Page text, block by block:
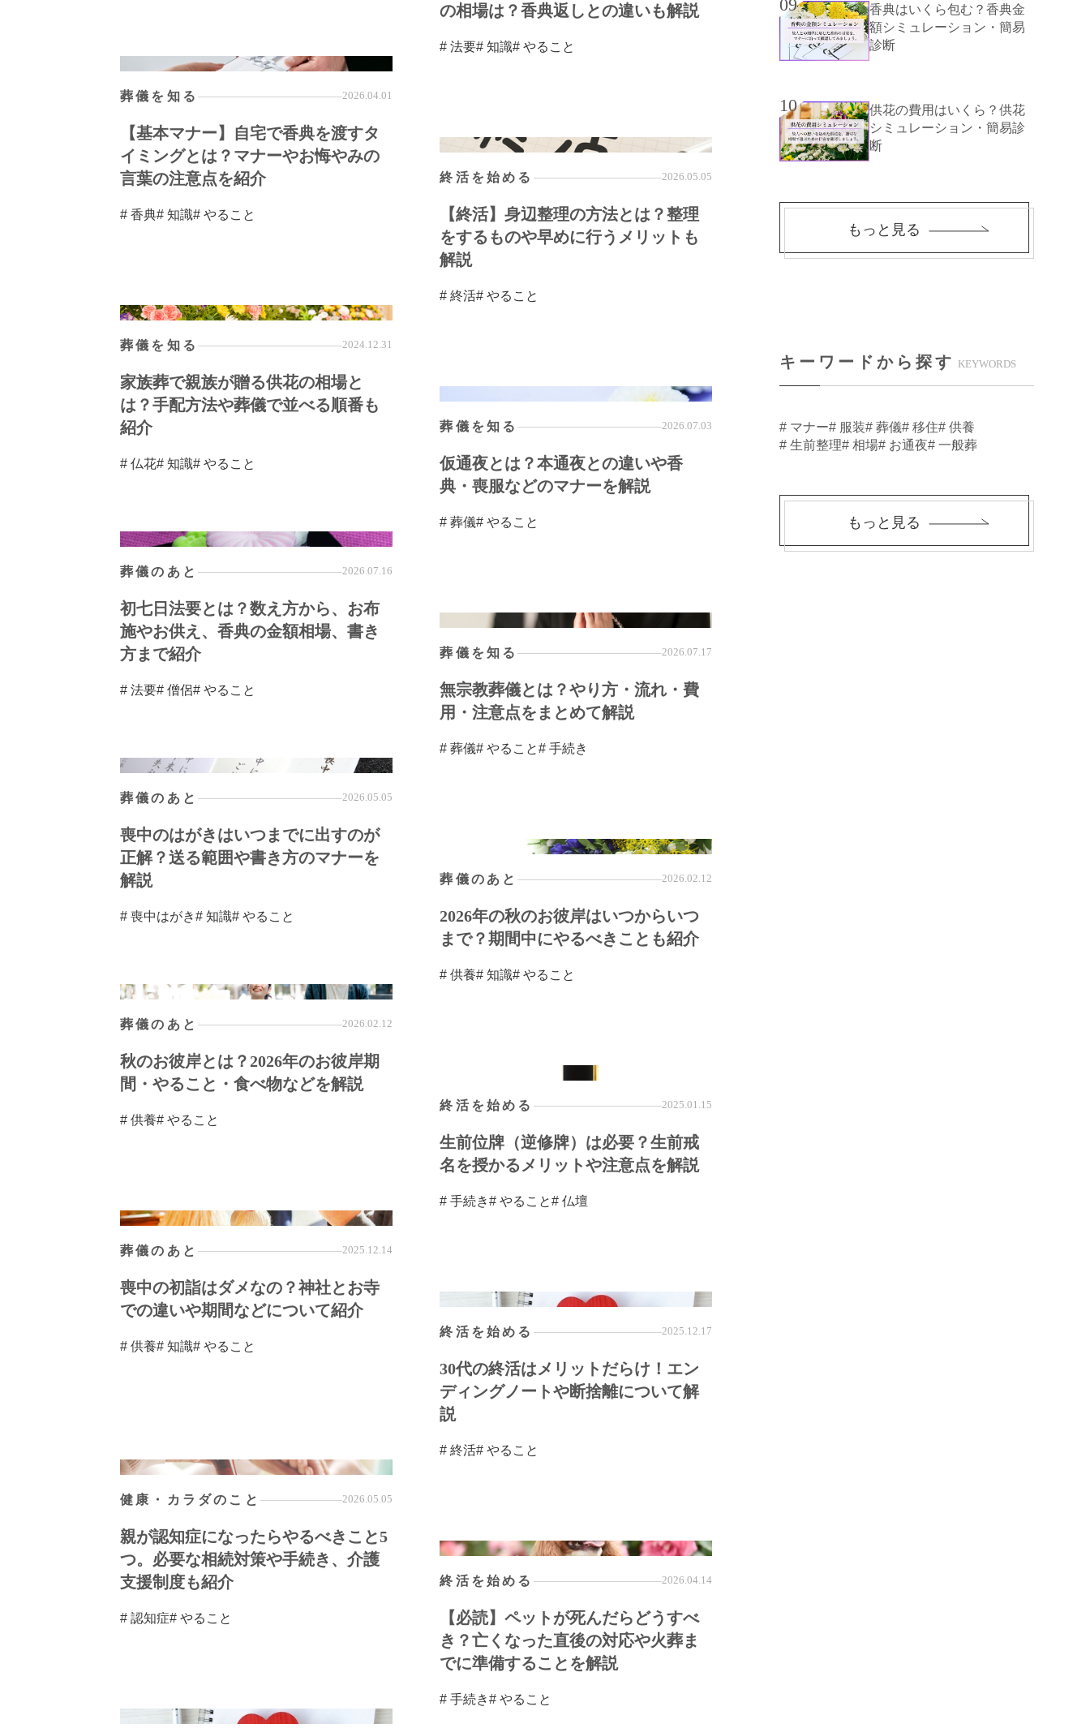
の相場は？香典返しとの違いも解説
# 法要# 知識# やること
葬儀を知る 2026.04.01
【基本マナー】自宅で香典を渡すタ
イミングとは？マナーやお悔やみの
言葉の注意点を紹介
# 香典# 知識# やること
終活を始める 2026.05.05
【終活】身辺整理の方法とは？整理
をするものや早めに行うメリットも
解説
# 終活# やること
葬儀を知る 2024.12.31
家族葬で親族が贈る供花の相場と
は？手配方法や葬儀で並べる順番も
紹介
# 仏花# 知識# やること
葬儀を知る 2026.07.03
仮通夜とは？本通夜との違いや香
典・喪服などのマナーを解説
# 葬儀# やること
葬儀のあと 2026.07.16
初七日法要とは？数え方から、お布
施やお供え、香典の金額相場、書き
方まで紹介
# 法要# 僧侶# やること
葬儀を知る 2026.07.17
無宗教葬儀とは？やり方・流れ・費
用・注意点をまとめて解説
# 葬儀# やること# 手続き
葬儀のあと 2026.05.05
喪中のはがきはいつまでに出すのが
正解？送る範囲や書き方のマナーを
解説
# 喪中はがき# 知識# やること
葬儀のあと 2026.02.12
2026年の秋のお彼岸はいつからいつ
まで？期間中にやるべきことも紹介
# 供養# 知識# やること
葬儀のあと 2026.02.12
秋のお彼岸とは？2026年のお彼岸期
間・やること・食べ物などを解説
# 供養# やること
終活を始める 2025.01.15
生前位牌（逆修牌）は必要？生前戒
名を授かるメリットや注意点を解説
# 手続き# やること# 仏壇
葬儀のあと 2025.12.14
喪中の初詣はダメなの？神社とお寺
での違いや期間などについて紹介
# 供養# 知識# やること
終活を始める 2025.12.17
30代の終活はメリットだらけ！エン
ディングノートや断捨離について解
説
# 終活# やること
健康・カラダのこと 2026.05.05
親が認知症になったらやるべきこと5
つ。必要な相続対策や手続き、介護
支援制度も紹介
# 認知症# やること
終活を始める 2026.04.14
【必読】ペットが死んだらどうすべ
き？亡くなった直後の対応や火葬ま
でに準備することを解説
# 手続き# やること
09
香典はいくら包む？香典金
額シミュレーション・簡易
診断
10
供花の費用はいくら？供花
シミュレーション・簡易診
断
もっと見る
キーワードから探す KEYWORDS
# マナー# 服装# 葬儀# 移住# 供養
# 生前整理# 相場# お通夜# 一般葬
もっと見る